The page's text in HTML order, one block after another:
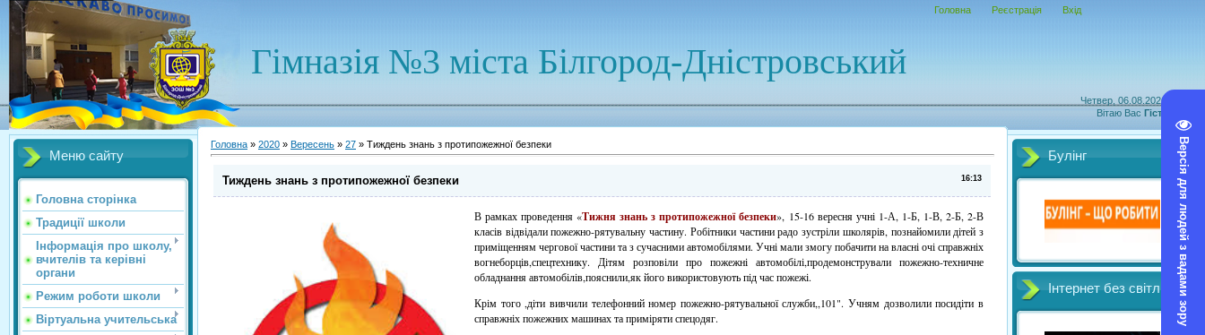
Версія для людей з вадами зору
Четвер, 06.08.2026, 08:18
Вітаю Вас Гість
Гімназія №3 міста Білгород-Дністровський
Головна Реєстрація Вхід
Меню сайту
Головна сторінка
Традиції школи
Інформація про школу,
вчителів та керівні
органи
Режим роботи школи
Віртуальна учительська
Головна » 2020 » Вересень » 27 » Тиждень знань з протипожежної безпеки
16:13
Тиждень знань з протипожежної безпеки
В рамках проведення «Тижня знань з протипожежної безпеки», 15-16 вересня учні 1-А, 1-Б, 1-В, 2-Б, 2-В
класів відвідали пожежно-рятувальну частину. Робітники частини радо зустріли школярів, познайомили дітей з
приміщенням чергової частини та з сучасними автомобілями. Учні мали змогу побачити на власні очі справжніх
вогнеборців,спецтехнику. Дітям розповіли про пожежні автомобілі,продемонстрували пожежно-техничне
обладнання автомобілів,пояснили,як його використовують під час пожежі.
Крім того ,діти вивчили телефонний номер пожежно-рятувальної служби,,101". Учням дозволили посидіти в
справжніх пожежних машинах та приміряти спецодяг.
Булінг
Інтернет без світл